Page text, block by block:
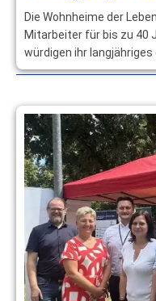
Die Wohnheime der
Mitarbeiter für bis zu 40
würdigen ihr